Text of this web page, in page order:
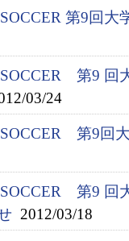
SOCCER 第9回
SOCCER 第9
03/24
SOCCER 第9回
SOCCER 第9
2012/03/18